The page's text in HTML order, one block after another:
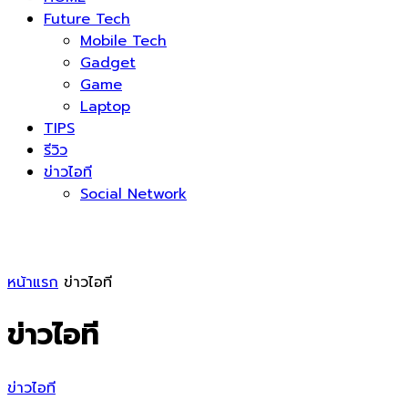
Future Tech
Mobile Tech
Gadget
Game
Laptop
TIPS
รีวิว
ข่าวไอที
Social Network
หน้าแรก ข่าวไอที
ข่าวไอที
ข่าวไอที